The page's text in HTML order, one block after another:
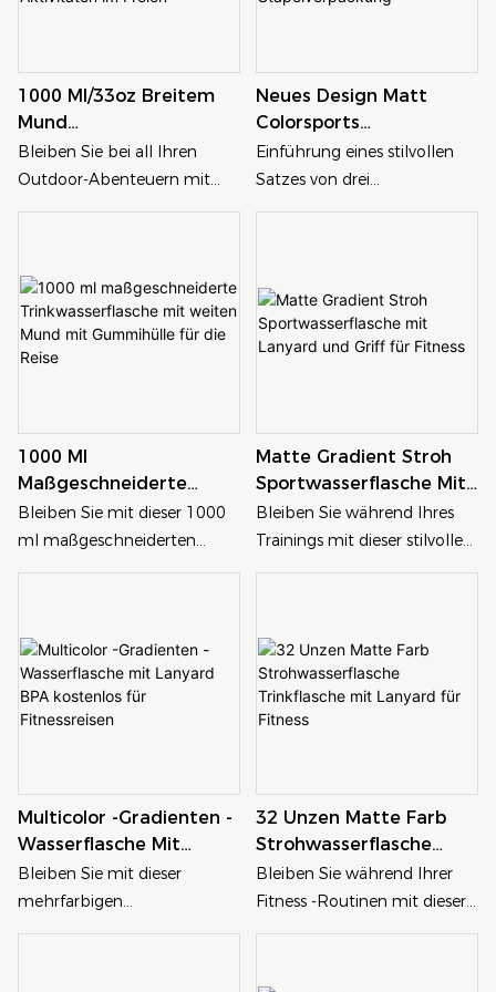
stilvollen Wahl für Familien
1000 Ml/33oz Breitem
Mund
Umweltfreundlicher
Sportwasserflasche Für
Bleiben Sie bei all Ihren
Outdoor-Abenteuern mit
dieser 1000-ml/33-Un-
Sportwasserflasche. Die
langlebige Konstruktion
macht es perfekt zum
Freien, um sicherzustellen
Neues Design Matt
Colorsports
Wasserflasche 3
Flaschen Pro Set
Einführung eines stilvollen
Satzes von drei
mattfarbenen
Jede Flasche ist für das
einfache Stapeln konzipiert
und macht sie zu einer
Lebensstils
1000 Ml
Maßgeschneiderte
Trinkwasserflasche Mit
Weiten Mund Mit
Bleiben Sie mit dieser 1000
ml maßgeschneiderten
Trinkwasserflasche mit
praktischen Gummiärmel für
einen einfachen Griff und
Reisen. Perfekt für lange
Flasche sorgt dafür, dass Sie
überall Zugang zur
Flüssigkeitszufuhr haben, wo
immer Sie gehen
Matte Gradient Stroh
Sportwasserflasche Mit
Lanyard Und Griff Für
Fitness
Bleiben Sie während Ihres
Trainings mit dieser stilvollen
Matte -Gradienten -
Flasche mit einem
bequemen Lanyard und Griff
ist perfekt, um Ihre
einen Hauch von Farbe zu
verleihen
Multicolor -Gradienten -
Wasserflasche Mit
Lanyard BPA Kostenlos
Für Fitnessreisen
Bleiben Sie mit dieser
mehrfarbigen
Gradientenwasserflasche mit
32 Unzen Matte Farb
Strohwasserflasche
Trinkflasche Mit Lanyard
Für Fitness
Bleiben Sie während Ihrer
Fitness -Routinen mit dieser
langlebigen 32 -Un -Matt -
bequemen Lanyard für die